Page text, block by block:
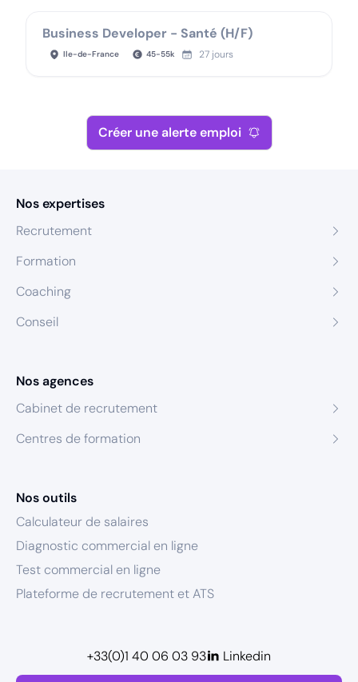
Business Developer - Santé (H/F)
Ile-de-France 45-55k 27 jours
Créer une alerte emploi
Nos expertises
Recrutement
Formation
Coaching
Conseil
Nos agences
Cabinet de recrutement
Centres de formation
Nos outils
Calculateur de salaires
Diagnostic commercial en ligne
Test commercial en ligne
Plateforme de recrutement et ATS
+33(0)1 40 06 03 93 Linkedin